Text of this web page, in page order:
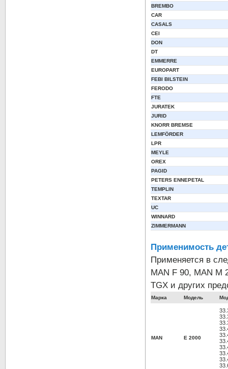
BREMBO
CAR
CASALS
CEI
DON
DT
EMMERRE
EUROPART
FEBI BILSTEIN
FERODO
FTE
JURATEK
JURID
KNORR BREMSE
LEMFÖRDER
LPR
MEYLE
OREX
PAGID
PETERS ENNEPETAL
TEMPLIN
TEXTAR
UC
WINNARD
ZIMMERMANN
Применимость
Применяется в
MAN F 90, MAN M
TGX и других
Марка Модель
MAN E 2000